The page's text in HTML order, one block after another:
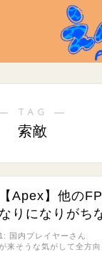
TAG ―
索敵
【Apex】他の
なりになりがち
1: 国内プレイヤーさん
来そうな気がして全方